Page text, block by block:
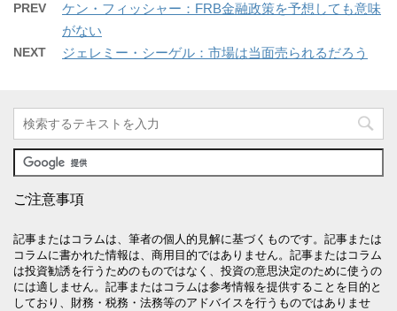
PREV
ケン・フィッシャー：FRB金融政策を予想しても意味
がない
NEXT ジェレミー・シーゲル：市場は当面売られるだろう
ご注意事項
記事またはコラムは、筆者の個人的見解に基づくものです。記事または
コラムに書かれた情報は、商用目的ではありません。記事またはコラム
は投資勧誘を行うためのものではなく、投資の意思決定のために使うの
には適しません。記事またはコラムは参考情報を提供することを目的と
しており、財務・税務・法務等のアドバイスを行うものではありませ